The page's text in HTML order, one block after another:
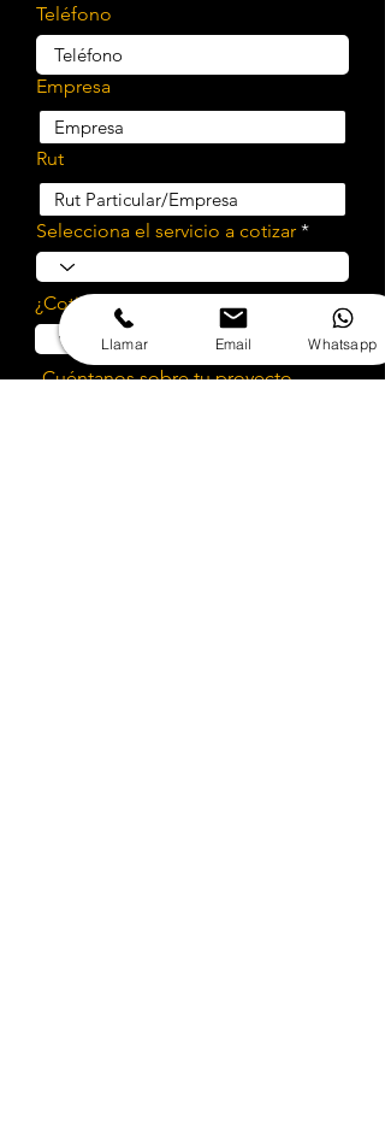
Teléfono
Empresa
Rut
Selecciona el servicio a cotizar
¿Cotizar implementación?
Cuéntanos sobre tu proyecto
Llamar Email Whatsapp